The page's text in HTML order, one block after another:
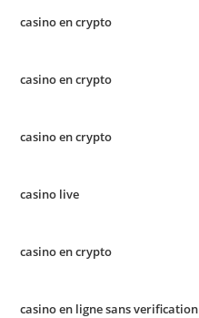
casino en crypto
casino en crypto
casino en crypto
casino live
casino en crypto
casino en ligne sans verification